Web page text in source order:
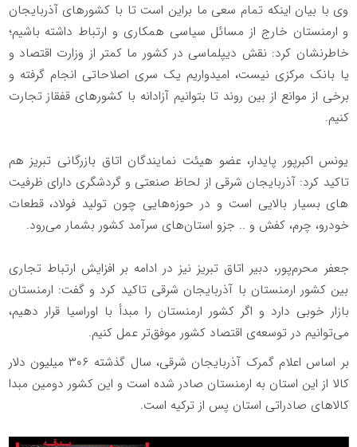
وی با بیان اینکه تمام سعی ما براین است تا با کشورهای آذربایجان
و ارمنستان خارج از مسائل سیاسی همکاری و ارتباط داشته باشیم؛
خاطرنشان کرد: نقش دیپلماسی در کشور ما کمتر از وزارت اقتصاد و
یا بانک مرکزی نیست، امیدواریم یک سری اصلاحاتی انجام گرفته و
برخی از موانع از بین روند تا بتوانیم آزادانه با کشورهای قفقاز تجارت
کنیم.
یونس اکبرپور پایدار، عضو هیئت نمایندگان اتاق بازرگانی تبریز هم
تاکید کرد: آذربایجان شرقی از لحاظ صنعتی و گردشگری دارای ظرفیت
های بسیار بالایی است و در حوزه‌هایی چون تولید فولاد، قطعات
خودرو، چرم، کفش و .. جزو استان‌های سرآمد کشور بشمار می‌رود.
جعفر محرم‌پور، دبیر اتاق تبریز نیز در ادامه بر افزایش ارتباط تجاری
بین کشور ارمنستان با آذربایجان شرقی تاکید کرد و گفت: ارمنستان
بازار خوبی دارد و اگر کشور ارمنستان را مبدأ با اوراسیا قرار دهیم،
می‌توانیم در توسعه‌ی اقتصاد کشور موفق‌تر عمل کنیم.
بر اساس اعلام گمرک آذربایجان شرقی، سال گذشته ۳۰۶ میلیون دلار
کالا از این استان به ارمنستان صادر شده است و این کشور دومین مبدا
کالاهای صادراتی استان پس از ترکیه است.